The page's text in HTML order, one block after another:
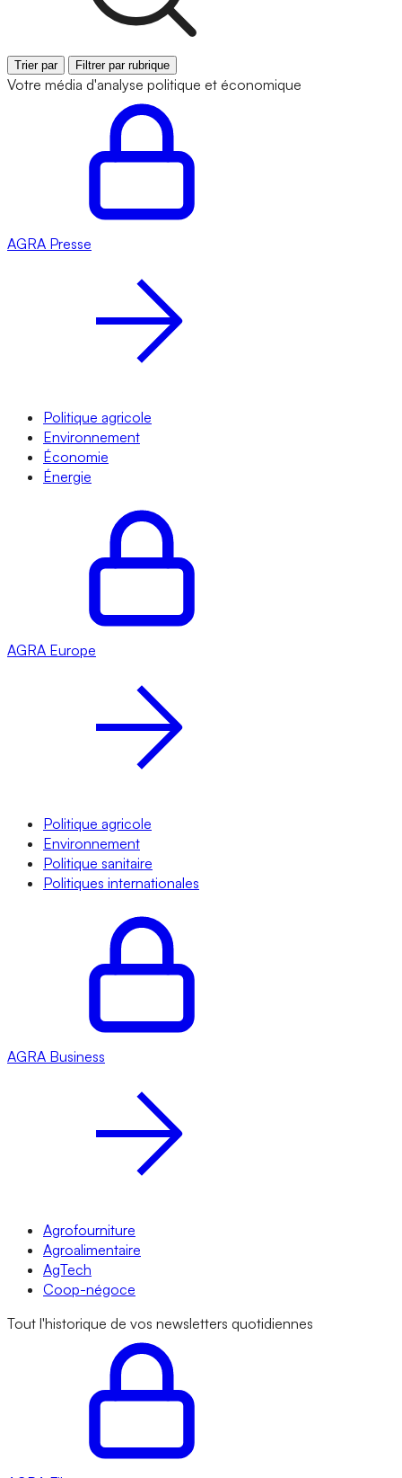
Trier par Filtrer par rubrique
Votre média d'analyse politique et économique
AGRA Presse
Politique agricole
Environnement
Économie
Énergie
AGRA Europe
Politique agricole
Environnement
Politique sanitaire
Politiques internationales
AGRA Business
Agrofourniture
Agroalimentaire
AgTech
Coop-négoce
Tout l'historique de vos newsletters quotidiennes